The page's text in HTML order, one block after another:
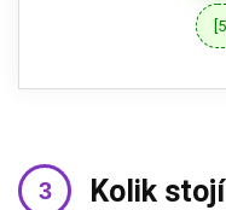
Kolik